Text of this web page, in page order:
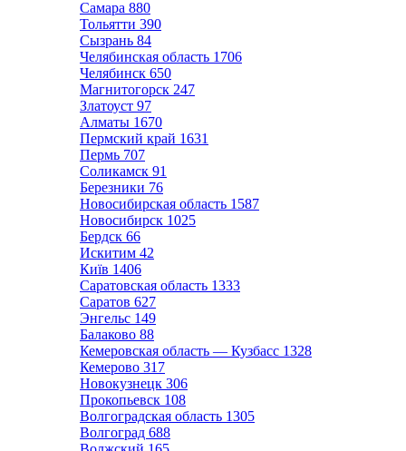
Самара 880
Тольятти 390
Сызрань 84
Челябинская область 1706
Челябинск 650
Магнитогорск 247
Златоуст 97
Алматы 1670
Пермский край 1631
Пермь 707
Соликамск 91
Березники 76
Новосибирская область 1587
Новосибирск 1025
Бердск 66
Искитим 42
Київ 1406
Саратовская область 1333
Саратов 627
Энгельс 149
Балаково 88
Кемеровская область — Кузбасс 1328
Кемерово 317
Новокузнецк 306
Прокопьевск 108
Волгоградская область 1305
Волгоград 688